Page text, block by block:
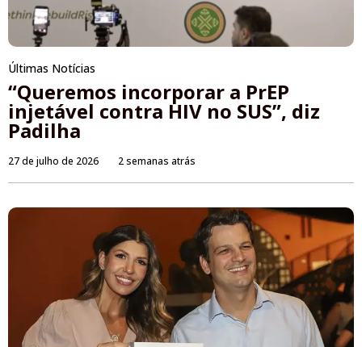
Últimas Notícias
“Queremos incorporar a PrEP
injetável contra HIV no SUS”, diz
Padilha
27 de julho de 2026 2 semanas atrás